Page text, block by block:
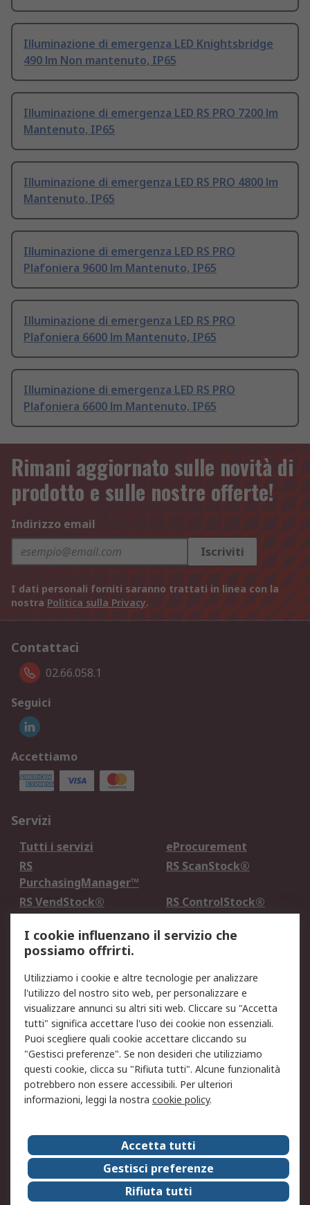
Illuminazione di emergenza LED Knightsbridge
490 lm Non mantenuto, IP65
Illuminazione di emergenza LED RS PRO 7200 lm
Mantenuto, IP65
Illuminazione di emergenza LED RS PRO 4800 lm
Mantenuto, IP65
Illuminazione di emergenza LED RS PRO
Plafoniera 9600 lm Mantenuto, IP65
Illuminazione di emergenza LED RS PRO
Plafoniera 6600 lm Mantenuto, IP65
Illuminazione di emergenza LED RS PRO
Plafoniera 6600 lm Mantenuto, IP65
Rimani aggiornato sulle novità di
prodotto e sulle nostre offerte!
Indirizzo email
Iscriviti
I dati personali forniti saranno trattati in linea con la
nostra Politica sulla Privacy.
Contattaci
02.66.058.1
Seguici
Accettiamo
Servizi
Tutti i servizi
eProcurement
RS
PurchasingManager™
RS ScanStock®
RS VendStock®
RS ControlStock®
Legale
Informativa Cookie
Informativa Privacy -
Aggiornata
Email Security
Termini d'uso
Condizioni di vendita
Condizioni generali di
servizio
Etica e responsabilità
Chi Siamo
Chi Siamo
Contattaci
Supporto
ESG
Carriere
RS Group
Press Centre
Discovery: il Blog di RS
I cookie influenzano il servizio che
possiamo offrirti.
Utilizziamo i cookie e altre tecnologie per analizzare
l'utilizzo del nostro sito web, per personalizzare e
visualizzare annunci su altri siti web. Cliccare su "Accetta
tutti" significa accettare l'uso dei cookie non essenziali.
Puoi scegliere quali cookie accettare cliccando su
"Gestisci preferenze". Se non desideri che utilizziamo
questi cookie, clicca su "Rifiuta tutti". Alcune funzionalità
potrebbero non essere accessibili. Per ulteriori
informazioni, leggi la nostra cookie policy.
Accetta tutti
Gestisci preferenze
Rifiuta tutti